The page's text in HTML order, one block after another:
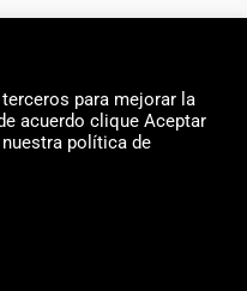
y mantenido por Unika web
para mejorar la
acuerdo clique Aceptar
política de